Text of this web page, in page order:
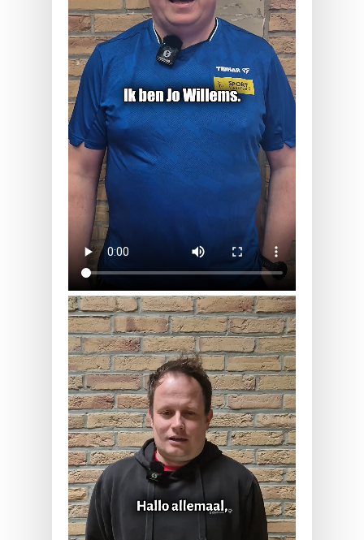
Verkiezingen 2026 VTTL
NTC Pieter Geerts.mp4